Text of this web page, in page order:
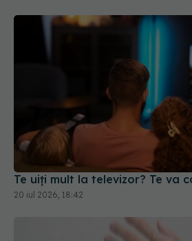
Te uiți mult la televizor? Te va
20 iul 2026, 18:42